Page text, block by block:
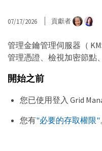
07/17/2026 貢獻者
管理金鑰管理伺服器（
管理憑證、檢視加密節點
開始之前
您已使用登入 Grid
您有"必要的存取權限"